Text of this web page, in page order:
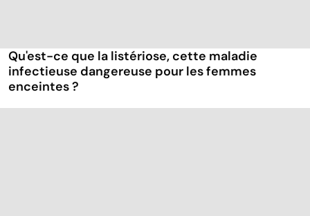
Qu'est-ce que la listériose, cette maladie
infectieuse dangereuse pour les femmes
enceintes ?